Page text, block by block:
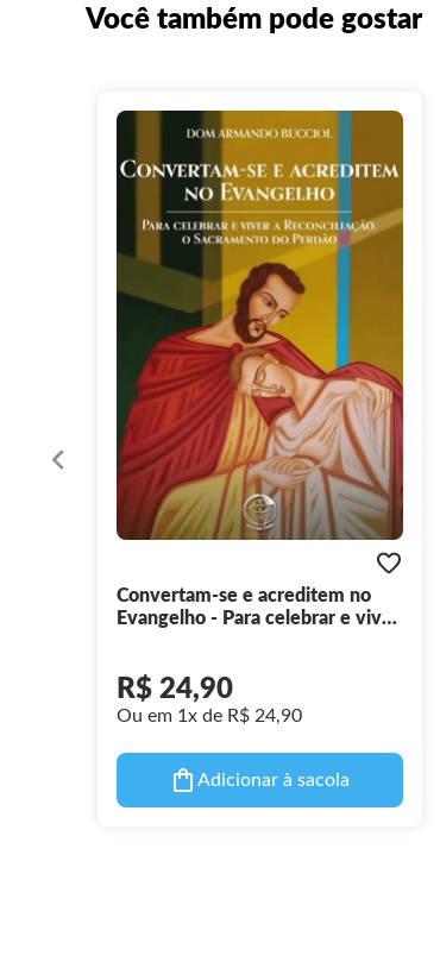
Você também pode gostar
Convertam-se e acreditem no
Evangelho - Para celebrar e viver
R$ 24,90
Ou em 1x de R$ 24,90
Adicionar à sacola